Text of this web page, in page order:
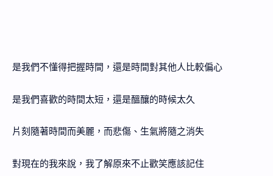
是我們不懂得把握時間，還是時間對其他人比較偏心
是我們喜歡的時間太短，還是醞釀的時候太久
片刻隨著時間而美麗，而悲傷、生氣將隨之消失
對現在的我來說，我了解原來不止歡笑應該記住